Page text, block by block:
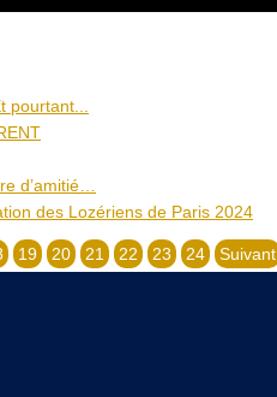
d’amitié…
des Lozériens de Paris 2024
19 20 21 22 23 24 Suivant